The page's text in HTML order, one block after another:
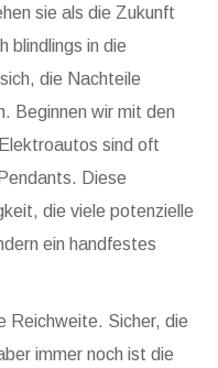
sie als die Zukunft
blindlings in die
die Nachteile
Beginnen wir mit den
sind oft
Diese
die viele potenzielle
ein handfestes
Reichweite. Sicher, die
immer noch ist die